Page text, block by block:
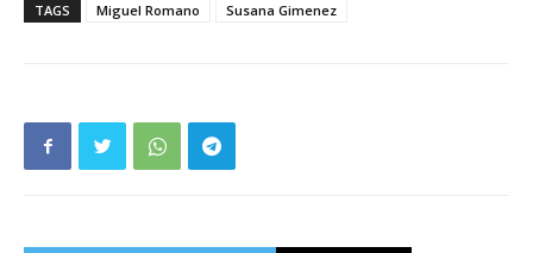
TAGS
Miguel Romano Susana Gimenez